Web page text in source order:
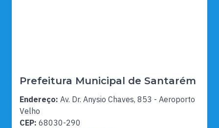
Prefeitura Municipal de Santarém
Endereço: Av. Dr. Anysio Chaves, 853 - Aeroporto
Velho
CEP: 68030-290